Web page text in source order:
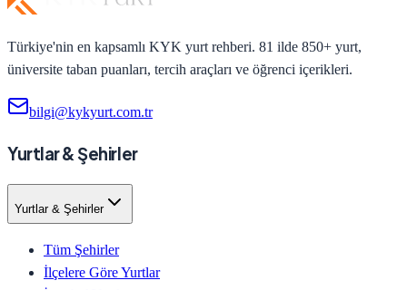
Türkiye'nin en kapsamlı KYK yurt rehberi. 81 ilde 850+ yurt,
üniversite taban puanları, tercih araçları ve öğrenci içerikleri.
bilgi@kykyurt.com.tr
Yurtlar & Şehirler
Yurtlar & Şehirler
Tüm Şehirler
İlçelere Göre Yurtlar